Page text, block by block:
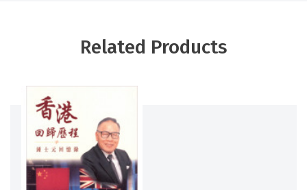
Related Products